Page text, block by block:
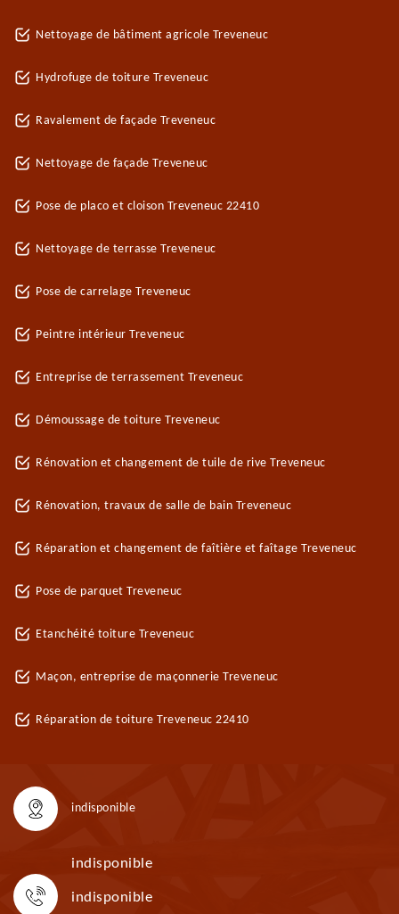
Nettoyage de bâtiment agricole Treveneuc
Hydrofuge de toiture Treveneuc
Ravalement de façade Treveneuc
Nettoyage de façade Treveneuc
Pose de placo et cloison Treveneuc 22410
Nettoyage de terrasse Treveneuc
Pose de carrelage Treveneuc
Peintre intérieur Treveneuc
Entreprise de terrassement Treveneuc
Démoussage de toiture Treveneuc
Rénovation et changement de tuile de rive Treveneuc
Rénovation, travaux de salle de bain Treveneuc
Réparation et changement de faîtière et faîtage Treveneuc
Pose de parquet Treveneuc
Etanchéité toiture Treveneuc
Maçon, entreprise de maçonnerie Treveneuc
Réparation de toiture Treveneuc 22410
indisponible
indisponible
indisponible